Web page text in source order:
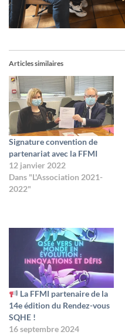
Articles similaires
Signature convention de
partenariat avec la FFMI
12 janvier 2022
Dans "L'Association 2021-
2022"
La FFMI partenaire de la
14e édition du Rendez-vous
SQHE !
16 septembre 2024